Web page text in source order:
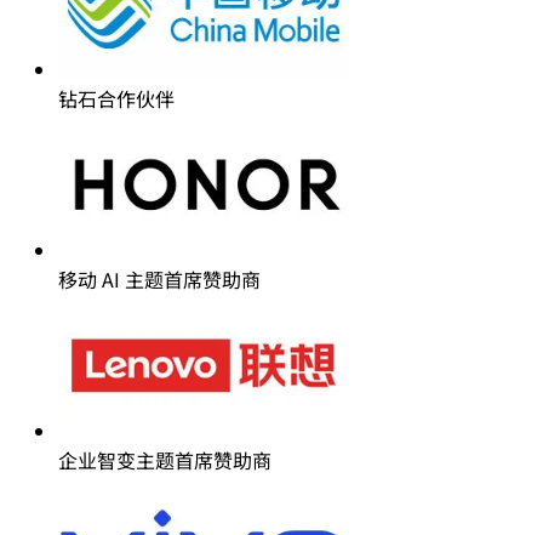
钻石合作伙伴
移动 AI 主题首席赞助商
企业智变主题首席赞助商